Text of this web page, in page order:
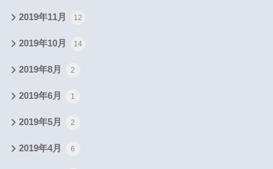
2019年11月 12
2019年10月 14
2019年8月 2
2019年6月 1
2019年5月 2
2019年4月 6